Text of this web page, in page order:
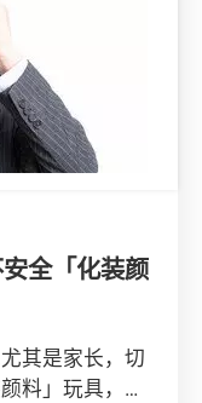
全「化装颜
其是家长，切
料」玩具，即